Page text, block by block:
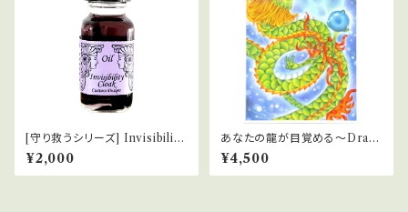
[守り救うシリーズ] Invisibility
Cloak 透明マント
¥2,000
あなたの龍が目覚める～Drag
on Arise～セッション
¥4,500